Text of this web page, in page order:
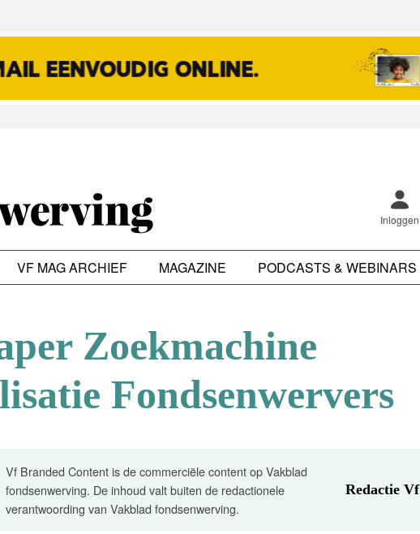
Inloggen
VF MAG ARCHIEF MAGAZINE PODCASTS & WEBINARS
Zoekmachine
Fondsenwervers
Vf Branded Content is de commerciële content op Vakblad
fondsenwerving. De inhoud valt buiten de redactionele
verantwoording van Vakblad fondsenwerving.
Redactie Vf